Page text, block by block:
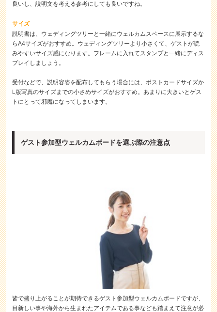
良いし、説明文を考える参考にしても良いですね。
サイズ
説明書は、ウェディングツリーと一緒にウェルカムスペースに展示するな
らA4サイズがおすすめ。ウェディングツリーより小さくて、ゲストが読
みやすいサイズ感になります。フレームに入れてスタンプと一緒にディス
プレイしましょう。
受付などで、説明容姿を配布してもらう場合には、ポストカードサイズか
L版写真のサイズまでの小さめサイズがおすすめ。あまりに大きいとゲス
トにとって邪魔になってしまいます。
ゲスト参加型ウェルカムボードを選ぶ際の注意点
皆で盛り上がることが期待できるゲスト参加型ウェルカムボードですが、
目新しい事や海外から生まれたアイテムである事なども踏まえて注意が必